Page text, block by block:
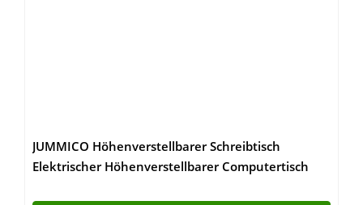
JUMMICO Höhenverstellbarer Schreibtisch
Elektrischer Höhenverstellbarer Computertisch